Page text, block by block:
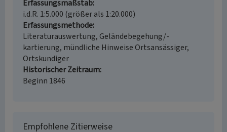
Erfassungsmaßstab
i.d.R. 1:5.000 (größer als 1:20.000)
Erfassungsmethode
Literaturauswertung, Geländebegehung/-
kartierung, mündliche Hinweise Ortsansässiger,
Ortskundiger
Historischer Zeitraum
Beginn 1846
Empfohlene Zitierweise